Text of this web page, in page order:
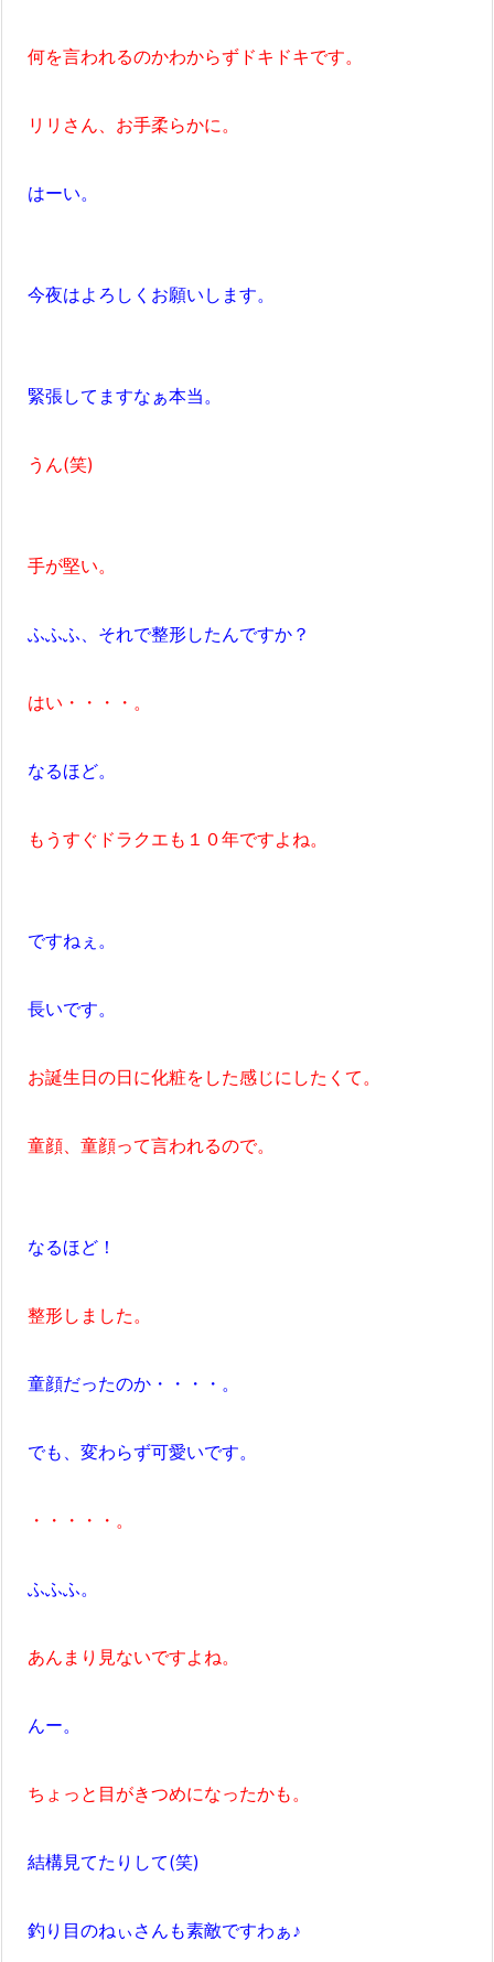
何を言われるのかわからずドキドキです。
リリさん、お手柔らかに。
はーい。
今夜はよろしくお願いします。
緊張してますなぁ本当。
うん(笑)
手が堅い。
ふふふ、それで整形したんですか？
はい・・・・。
なるほど。
もうすぐドラクエも１０年ですよね。
ですねぇ。
長いです。
お誕生日の日に化粧をした感じにしたくて。
童顔、童顔って言われるので。
なるほど！
整形しました。
童顔だったのか・・・・。
でも、変わらず可愛いです。
・・・・・。
ふふふ。
あんまり見ないですよね。
んー。
ちょっと目がきつめになったかも。
結構見てたりして(笑)
釣り目のねぃさんも素敵ですわぁ♪